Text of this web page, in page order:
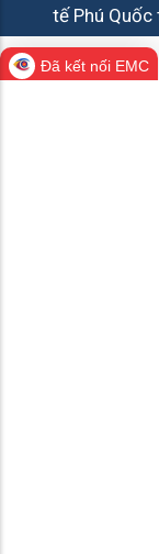
tế Phú Quốc
Đã kết nối EMC